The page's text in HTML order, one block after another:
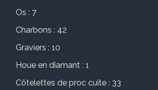
Os : 7
Charbons : 42
Graviers : 10
Houe en diamant : 1
Côtelettes de proc cuite : 33